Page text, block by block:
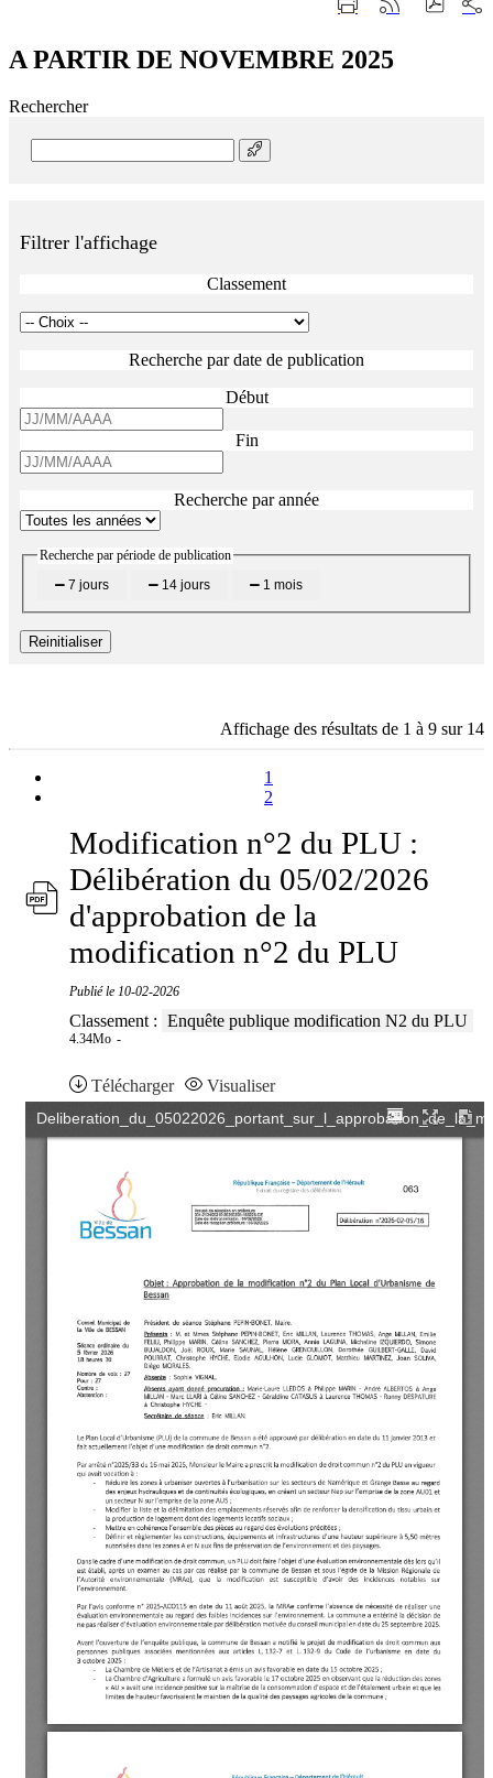
RSS
sur
A PARTIR DE NOVEMBRE 2025
Rechercher
Rechercher
Filtrer l'affichage
Classement
Recherche par date de publication
Début
Fin
Recherche par année
Recherche par période de publication
7 jours
14 jours 1 mois
Reinitialiser
Affichage des résultats de 1 à 9 sur 14
1
2
Modification n°2 du PLU :
Délibération du 05/02/2026
d'approbation de la
modification n°2 du PLU
Publié le 10-02-2026
Classement : Enquête publique modification N2 du PLU
4.34Mo
Télécharger Visualiser